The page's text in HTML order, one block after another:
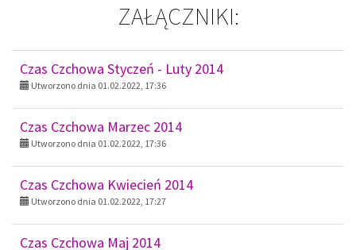
ZAŁĄCZNIKI:
Czas Czchowa Styczeń - Luty 2014
Utworzono dnia 01.02.2022, 17:36
Czas Czchowa Marzec 2014
Utworzono dnia 01.02.2022, 17:36
Czas Czchowa Kwiecień 2014
Utworzono dnia 01.02.2022, 17:27
Czas Czchowa Maj 2014